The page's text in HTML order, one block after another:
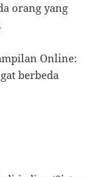
orang yang
Online:
berbeda